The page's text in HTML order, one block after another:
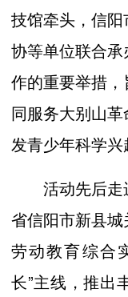
技馆牵头，信
协等单位联合
作的重要举措
同服务大别山
发青少年科学兴
活动先后走
省信阳市新县
劳动教育综合
长”主线，推出